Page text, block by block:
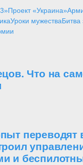
Проект «Украина»
Уроки мужестваБитва
Что на
переводят
и